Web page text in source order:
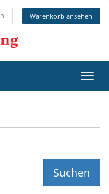
Warenkorb ansehen
ein-/